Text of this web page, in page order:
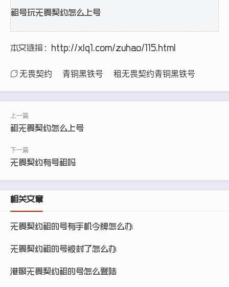
租号玩无畏契约怎么上号
本文链接： http://xlq1.com/zuhao/115.html
无畏契约 青铜黑铁号 租无畏契约青铜黑铁号
租无畏契约怎么上号
无畏契约有号租吗
相关文章
无畏契约租的号有手机令牌怎么办
无畏契约租的号被封了怎么办
港服无畏契约租的号怎么登陆